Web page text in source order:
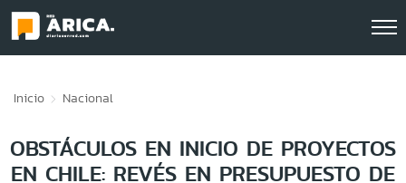
Inicio Nacional
OBSTÁCULOS EN INICIO DE PROYECTOS
EN CHILE: REVÉS EN PRESUPUESTO DE